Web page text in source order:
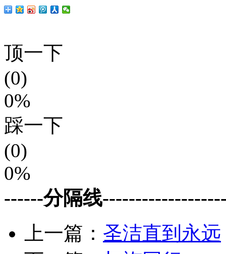
顶一下
(0)
0%
踩一下
(0)
0%
------分隔线
上一篇： 圣洁直到永远